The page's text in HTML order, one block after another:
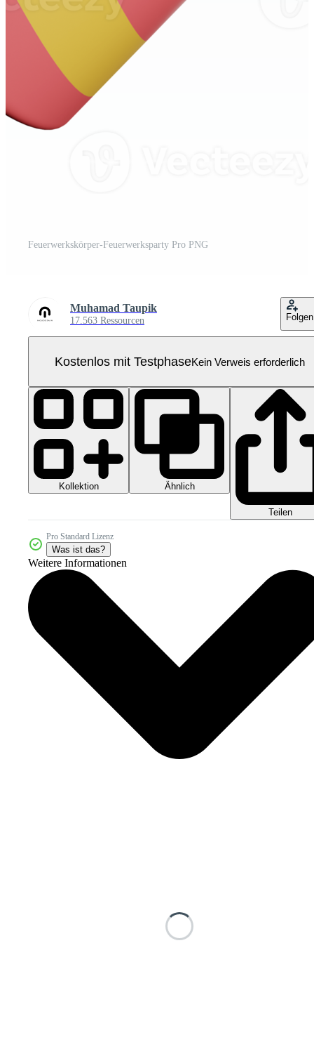
Feuerwerkskörper-Feuerwerksparty Pro PNG
Muhamad Taupik
17.563 Ressourcen Folgen
Kostenlos mit TestphaseKein Verweis erforderlich
Kollektion Ähnlich
Teilen
Pro Standard Lizenz
Was ist das?
Weitere Informationen